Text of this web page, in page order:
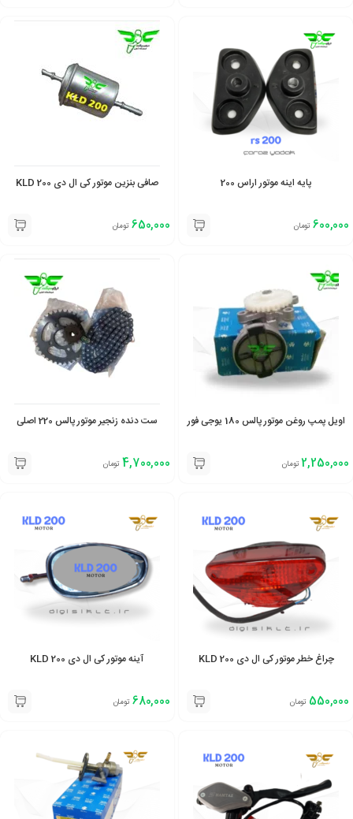
پایه اینه موتور اراس 200
600,000 تومان
صافی بنزین موتور کی ال دی 200 KLD
650,000 تومان
اویل پمپ روغن موتور پالس 180 یوجی فور
2,250,000 تومان
ست دنده زنجیر موتور پالس 220 اصلی
4,700,000 تومان
چراغ خطر موتور کی ال دی 200 KLD
550,000 تومان
آینه موتور کی ال دی 200 KLD
680,000 تومان